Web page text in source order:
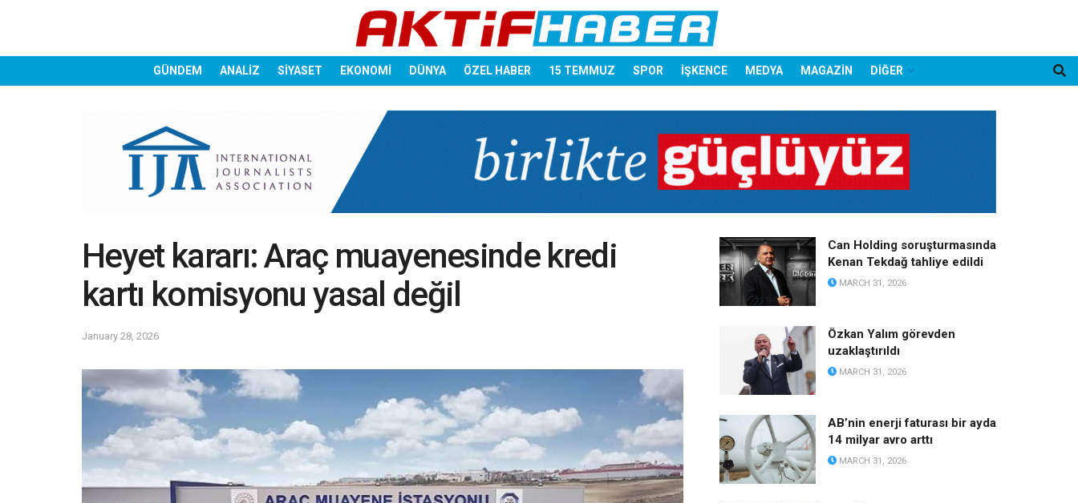
GÜNDEM ANALİZ SİYASET EKONOMİ DÜNYA ÖZEL HABER 15 TEMMUZ SPOR İŞKENCE MEDYA MAGAZİN DİĞER
Heyet kararı: Araç muayenesinde kredi
kartı komisyonu yasal değil
January 28, 2026
Can Holding soruşturmasında
Kenan Tekdağ tahliye edildi
MARCH 31, 2026
Özkan Yalım görevden
uzaklaştırıldı
MARCH 31, 2026
AB’nin enerji faturası bir ayda
14 milyar avro arttı
MARCH 31, 2026